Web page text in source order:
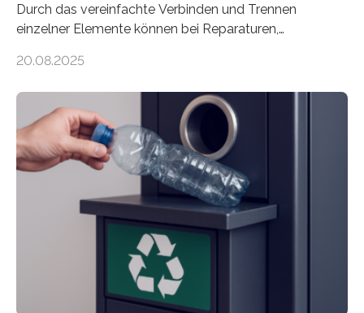
Durch das vereinfachte Verbinden und Trennen
einzelner Elemente können bei Reparaturen,
Material und Bauschutt eingespart werden. Ein
Projekt ReCon gemeinsam mit Unternehmenspartnern
ein Klett-Verbindungssystem für Gebäude entwickelt:
Damit lassen sich unterschiedliche Gebäudeteile
resilient verbinden und bei Bedarf einfach voneinander
trennen. Der Fokus lag auf der Verbindung von
Bauteilen mit unterschiedlicher Lebensdauer, bei denen
irreversible Verbindungen den Austausch üblicherweise
erschweren. Hierzu untersuchten die Forschenden zwei
unterschiedliche Zugänge. Einerseits klebten sie…
20.08.2025